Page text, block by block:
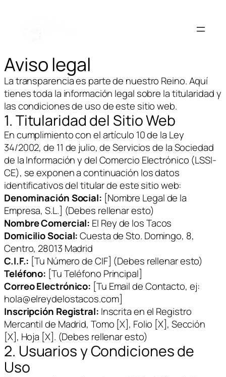
Aviso legal
La transparencia es parte de nuestro Reino. Aquí
tienes toda la información legal sobre la titularidad y
las condiciones de uso de este sitio web.
1. Titularidad del Sitio Web
En cumplimiento con el artículo 10 de la Ley
34/2002, de 11 de julio, de Servicios de la Sociedad
de la Información y del Comercio Electrónico (LSSI-
CE), se exponen a continuación los datos
identificativos del titular de este sitio web:
Denominación Social: [Nombre Legal de la
Empresa, S.L.] (Debes rellenar esto)
Nombre Comercial: El Rey de los Tacos
Domicilio Social:Cuesta de Sto. Domingo, 8,
Centro, 28013 Madrid
C.I.F.: [Tu Número de CIF] (Debes rellenar esto)
Teléfono: [Tu Teléfono Principal]
Correo Electrónico: [Tu Email de Contacto, ej:
hola@elreydelostacos.com]
Inscripción Registral: Inscrita en el Registro
Mercantil de Madrid, Tomo [X], Folio [X], Sección
[X], Hoja [X]. (Debes rellenar esto)
2. Usuarios y Condiciones de
Uso